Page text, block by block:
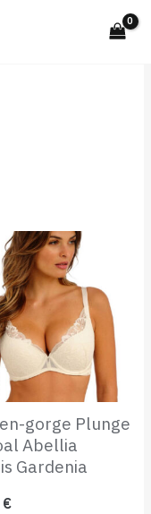
gorge Plunge
Abellia
Gardenia
€